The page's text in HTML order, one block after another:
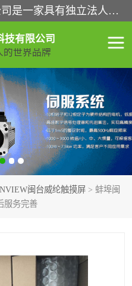
厦门晶鼎自动化科技有限公司是一家具有独立法人资格的高新技术企业；代理销售的产品有台湾威纶触摸屏，魏德米勒全系列，永宏触摸屏,威纶触摸屏,台湾威纶weinview触摸屏,台湾永宏PLC，FATEK,永宏伺服,图儿克总线，施耐德，欧姆龙，西门子，富士变频，K&N蓝系列， BUSSMANN，松下变频器，丹佛斯变频器等。
技有限公司
的世界品牌
闽台威纶触摸屏 > 蚌埠闽
服务完善
WEINVIEW闽台威纶触摸
屏
魏德米勒接线端子
魏德米勒电源
MOXA通讯模块
其他